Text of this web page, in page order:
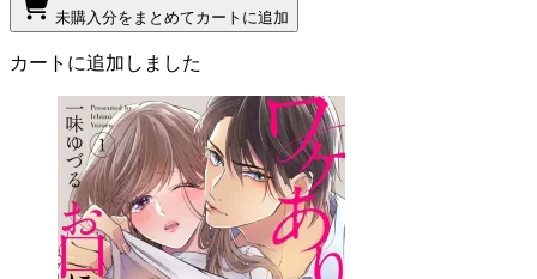
未購入分をまとめてカートに追加
カートに追加しました